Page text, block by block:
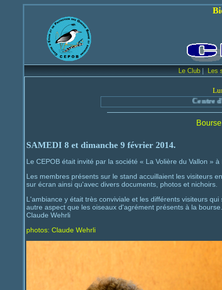
Bienvenue sur
Le Club | Les
Centre d'Etude et de
SAMEDI 8 et dimanche 9 février 2014.
Le CEPOB était invité par la société « La Volière du Vallon »
Les membres présents sur le stand accuillaient les visiteurs
sur écran ainsi qu'avec divers documents, photos et nichoirs.
L'ambiance y était très conviviale et les différents visiteurs
autre aspect que les oiseaux d'agrément présents à la bourse.
Claude Wehrli
photos: Claude Wehrli